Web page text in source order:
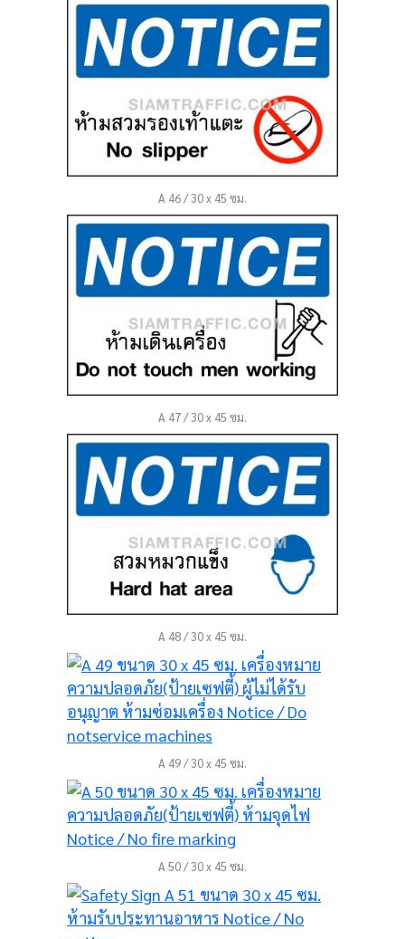
A 46 / 30 x 45 ซม.
A 47 / 30 x 45 ซม.
A 48 / 30 x 45 ซม.
A 49 / 30 x 45 ซม.
A 50 / 30 x 45 ซม.